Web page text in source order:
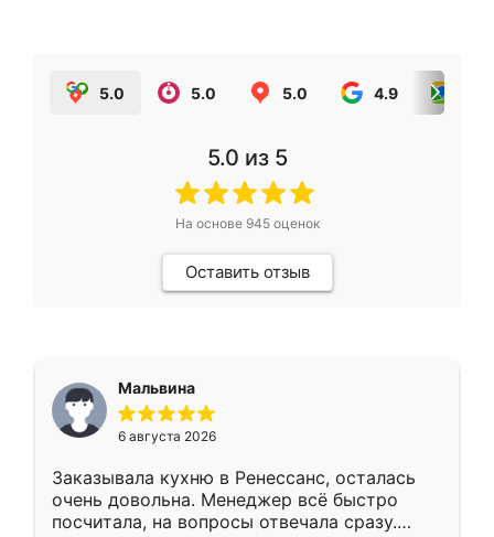
5.0 5.0 5.0 4.9
5.0 из 5
На основе 945оценок
Оставить отзыв
Мальвина
6 августа 2026
Заказывала кухню в Ренессанс, осталась
очень довольна. Менеджер всё быстро
посчитала, на вопросы отвечала сразу.